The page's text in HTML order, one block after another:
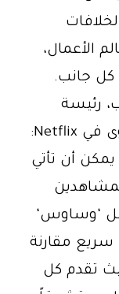
الأعمال،
كل جانب.
رئيسة
الاستحواذ و ترخيص المحتوى في Netflix:
أن تأتي
‘وساوس‘
سريع مقارنة
تقدم كل